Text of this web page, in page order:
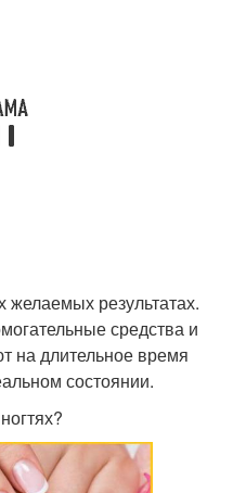
желаемых результатах.
средства и
на длительное время
состоянии.